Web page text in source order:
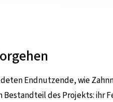
Endnutzende, wie
Bestandteil des Projekts: ihr